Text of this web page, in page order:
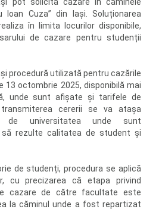
Ioan Cuza” din Iași. Soluționarea
în limita locurilor disponibile,
de cazare pentru studenții
procedură utilizată pentru cazările
octombrie 2025, disponibilă mai
unde sunt afișate și tarifele de
cererii se va atașa
de universitatea unde sunt
rezulte calitatea de student și
de studenți, procedura se aplică
cu precizarea că etapa privind
cazare de către facultate este
la căminul unde a fost repartizat